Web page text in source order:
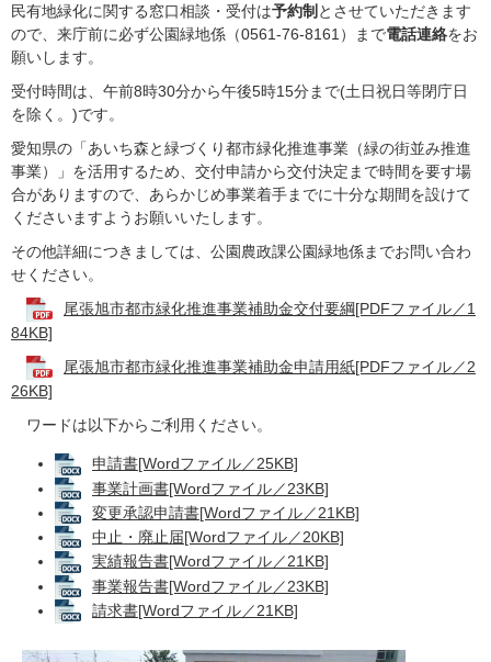
民有地緑化に関する窓口相談・受付は予約制 とさせていただきます
ので、来庁前に必ず公園緑地係（0561-76-8161）まで電話連絡をお
願いします。
受付時間は、午前8時30分から午後5時15分まで(土日祝日等閉庁日
を除く。)です。
愛知県の「あいち森と緑づくり都市緑化推進事業（緑の街並み推進
事業）」を活用するため、交付申請から交付決定まで時間を要す場
合がありますので、あらかじめ事業着手までに十分な期間を設けて
くださいますようお願いいたします。
その他詳細につきましては、公園農政課公園緑地係までお問い合わ
せください。
尾張旭市都市緑化推進事業補助金交付要綱[PDFファイル／1
84KB]
尾張旭市都市緑化推進事業補助金申請用紙[PDFファイル／2
26KB]
ワードは以下からご利用ください。
申請書[Wordファイル／25KB]
事業計画書[Wordファイル／23KB]
変更承認申請書[Wordファイル／21KB]
中止・廃止届[Wordファイル／20KB]
実績報告書[Wordファイル／21KB]
事業報告書[Wordファイル／23KB]
請求書[Wordファイル／21KB]